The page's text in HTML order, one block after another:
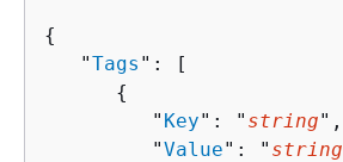
{
   "
Tags ": [
{
         "
Key": " string",
         "
Value": " string